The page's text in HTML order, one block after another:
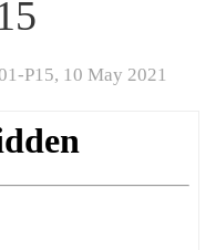
P15, 10 May 2021